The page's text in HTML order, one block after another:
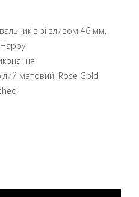
зі зливом 46 мм,
матовий, Rose Gold